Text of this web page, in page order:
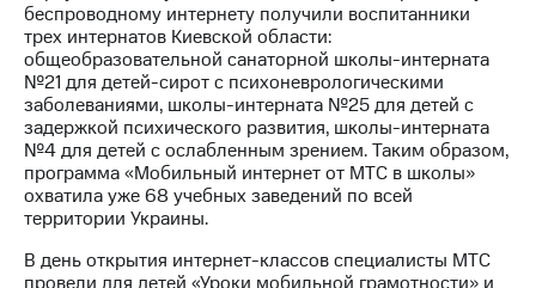
Медиа-центр
Пресс-
релизы
МТС
о технологиях
Достижения
Интервью
Финансовая
беспроводному интернету получили воспитанники
трех интернатов Киевской области:
общеобразовательной санаторной школы-интерната
№21 для детей-сирот с психоневрологическими
заболеваниями, школы-интерната №25 для детей с
задержкой психического развития, школы-интерната
№4 для детей с ослабленным зрением. Таким образом,
программа «Мобильный интернет от МТС в школы»
охватила уже 68 учебных заведений по всей
территории Украины.
В день открытия интернет-классов специалисты МТС